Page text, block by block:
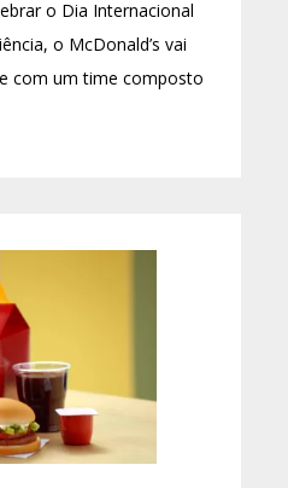
o Dia Internacional
o McDonald’s vai
com um time composto